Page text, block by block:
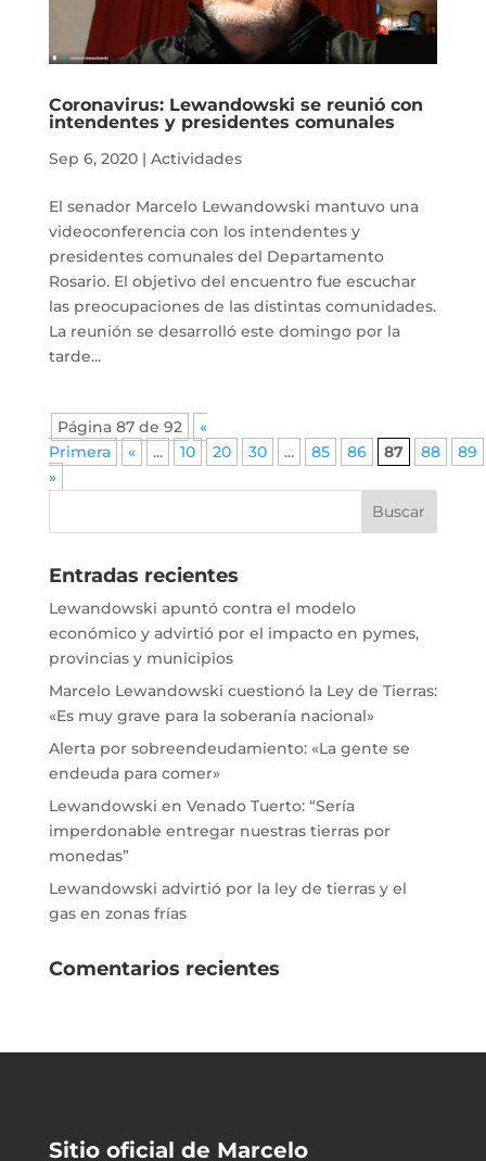
Coronavirus: Lewandowski se reunió con
intendentes y presidentes comunales
Sep 6, 2020| Actividades
El senador Marcelo Lewandowski mantuvo una
videoconferencia con los intendentes y
presidentes comunales del Departamento
Rosario. El objetivo del encuentro fue escuchar
las preocupaciones de las distintas comunidades.
La reunión se desarrolló este domingo por la
tarde...
Página 87 de 92
«
Primera
« ... 10 20 30 ... 85 86 87 88
89
»
Entradas recientes
Lewandowski apuntó contra el modelo
económico y advirtió por el impacto en pymes,
provincias y municipios
Marcelo Lewandowski cuestionó la Ley de Tierras:
«Es muy grave para la soberanía nacional»
Alerta por sobreendeudamiento: «La gente se
endeuda para comer»
Lewandowski en Venado Tuerto: “Sería
imperdonable entregar nuestras tierras por
monedas”
Lewandowski advirtió por la ley de tierras y el
gas en zonas frías
Comentarios recientes
Sitio oficial de Marcelo